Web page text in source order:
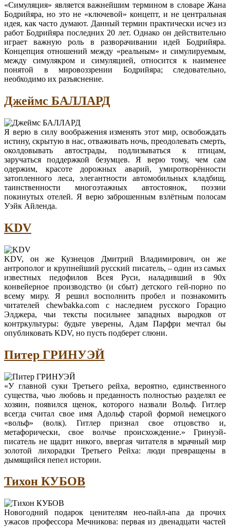
«Симуляция» является важнейшим термином в словаре Жана
Бодрийяра, но это не «ключевой» концепт, и не центральная
идея, как часто думают. Данный термин практически исчез из
работ Бодрийяра последних 20 лет. Однако он действительно
играет важную роль в разворачивании идей Бодрийяра.
Концепция отношений между «реальным» и симулируемым,
между симулякром и симуляцией, относится к наименее
понятой в мировоззрении Бодрийяра; следовательно,
необходимо их разъяснение.
Джеймс БАЛЛАРД
Я верю в силу воображения изменять этот мир, освобождать
истину, скрытую в нас, отваживать ночь, преодолевать смерть,
околдовывать автострады, подлизываться к птицам,
заручаться поддержкой безумцев. Я верю тому, чем сам
одержим, красоте дорожных аварий, умиротворённости
затопленного леса, элегантности автомобильных кладбищ,
таинственности многоэтажных автостоянок, поэзии
покинутых отелей. Я верю заброшенным взлётным полосам
Уэйк Айленда.
KDV
KDV, он же Кузнецов Дмитрий Владимирович, он же
антрополог и крупнейший русский писатель, – один из самых
известных педофилов Всея Руси, наладивший в 90х
конвейерное производство (и сбыт) детского гей-порно по
всему миру. Я решил восполнить пробел и познакомить
читателей chewbakka.com с наследием русского Горацио
Элджера, чьи тексты посильнее западных выродков от
контркультуры: будьте уверены, Адам Парфри мечтал бы
опубликовать KDV, но пусть подберет слюни.
Питер ГРИНУЭЙ
«У главной суки Третьего рейха, вероятно, единственного
существа, чью любовь и преданность полностью разделял ее
хозяин, появился щенок, которого назвали Вольф. Гитлер
всегда считал свое имя Адольф старой формой немецкого
«вольф» (волк). Гитлер признал свое отцовство и,
метафорически, свое волчье происхождение.» Гринуэй-
писатель не щадит никого, ввергая читателя в мрачный мир
золотой лихорадки Третьего Рейха: люди превращены в
дымящийся пепел истории.
Тихон КУБОВ
Новогодний подарок ценителям нео-пайл-апа да прочих
ужасов профессора Мечникова: первая из двенадцати частей